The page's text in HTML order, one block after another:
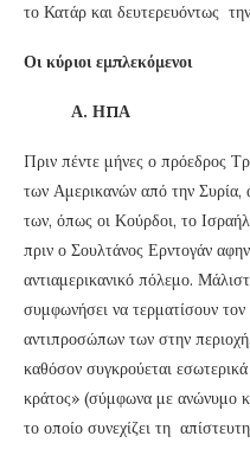
το Κατάρ και δευτερευόντως
Οι κύριοι εμπλεκόμενοι
Α. ΗΠΑ
Πριν πέντε μήνες ο πρόεδρος
των Αμερικανών από την
των, όπως οι Κούρδοι, το
πριν ο Σουλτάνος Ερντογάν
αντιαμερικανικό πόλεμο.
συμφωνήσει να τερματίσουν
αντιπροσώπων των στην
καθόσον συγκρούεται
κράτος» (σύμφωνα με
το οποίο συνεχίζει τη